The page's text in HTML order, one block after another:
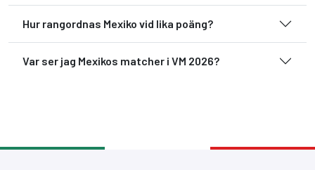
Hur rangordnas Mexiko vid lika poäng?
Var ser jag Mexikos matcher i VM 2026?